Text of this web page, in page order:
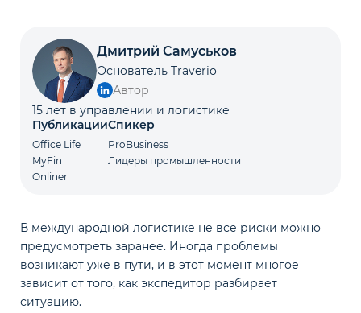
Дмитрий Самуськов
Основатель Traverio
Автор
15 лет в управлении и логистике
Публикации
Office Life
MyFin
Onliner
Спикер
ProBusiness
Лидеры промышленности
В международной логистике не все риски можно
предусмотреть заранее. Иногда проблемы
возникают уже в пути, и в этот момент многое
зависит от того, как экспедитор разбирает
ситуацию.